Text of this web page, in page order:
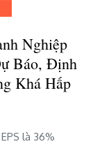
Nghiệp
Báo, Định
Khá Hấp
là 36%